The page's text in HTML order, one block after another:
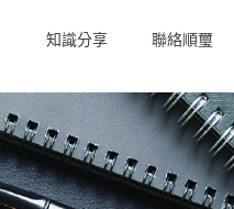
知識分享 聯絡順璽